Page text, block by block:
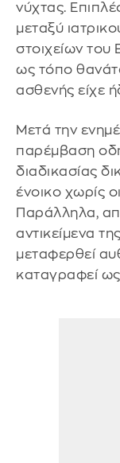
νύχτας.
μεταξύ
στοιχείων
ως τόπο
ασθενής είχε
Μετά την
παρέμβαση
διαδικασίας
ένοικο χωρίς
Παράλληλα,
αντικείμενα
μεταφερθεί
καταγραφεί